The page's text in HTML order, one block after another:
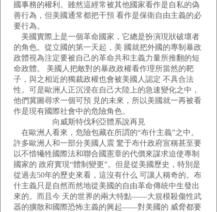
國事務的權利。雖然這經常被其他國家看作是自私的偽
善行為，但美國通常都把干預 看作是保衛自由主義的必
要行為。
美國實際上是一個革命國家，它總是扮演現狀破壞者
的角色。從立國的第一天起，美 國就把外國的專制暴政
政體視為注定要被自己的革命共和主義力量所推翻的短
命政體。 美國人把敵對的暴政政權看作理所當然的靶
子，與之相近的獨裁政權也會被美國人認定 不具合法
性。可是歐洲人正沉浸在自己大陸上的急速變化之中，
他們冀圖尋求一個可預 見的未來，所以美國就一再被看
作是現有國際社會中的危險角色。
向威斯特伐利亞體系說再見
在歐洲人看來，危險包藏在所謂的“布什主義”之中。
許多歐洲人和一部分美國人震 驚于布什政府宣稱甚至要
以不惜犧牲國際法和聯合國憲章的代價來謀求迫使專制
國家的 政府實現“體制變更”。但是從美國歷史，特別是
從過去50年的歷史來看，這沒有什么 可讓人稱奇的。布
什主義只是自然而然地從美國的自由革命傳統中生發出
來的。而且今 天的世界的兩大特點——大規模殺傷性武
器的擴散和國際恐怖主義的興起——對美國的 威脅都要